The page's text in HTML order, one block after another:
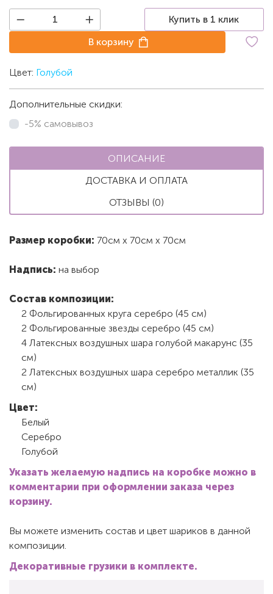
Купить в 1 клик
В корзину
Цвет: Голубой
Дополнительные скидки:
-5% самовывоз
ОПИСАНИЕ
ДОСТАВКА И ОПЛАТА
ОТЗЫВЫ (0)
Размер коробки: 70см х 70см х 70см
Надпись: на выбор
Состав композиции:
2 Фольгированных круга серебро (45 см)
2 Фольгированные звезды серебро (45 см)
4 Латексных воздушных шара голубой макарунс (35
см)
2 Латексных воздушных шара серебро металлик (35
см)
Цвет:
Белый
Серебро
Голубой
Указать желаемую надпись на коробке можно в
комментарии при оформлении заказа через
корзину.
Вы можете изменить состав и цвет шариков в данной
композиции.
Декоративные грузики в комплекте.